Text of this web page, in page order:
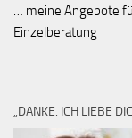
… meine Angebote
Einzelberatung
„DANKE. ICH LIEBE